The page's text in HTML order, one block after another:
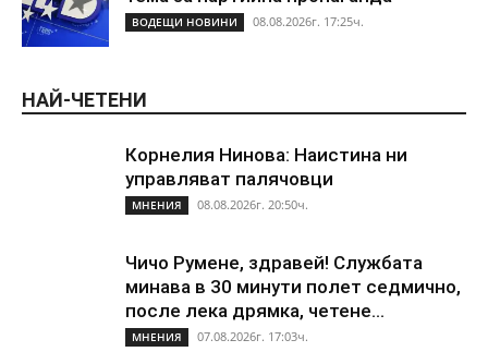
ВОДЕЩИ НОВИНИ 08.08.2026г. 17:25ч.
НАЙ-ЧЕТЕНИ
Корнелия Нинова: Наистина ни
управляват палячовци
МНЕНИЯ 08.08.2026г. 20:50ч.
Чичо Румене, здравей! Службата
минава в 30 минути полет седмично,
после лека дрямка, четене...
МНЕНИЯ 07.08.2026г. 17:03ч.